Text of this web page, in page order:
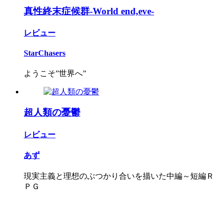
真性終末症候群-World end,eve-
レビュー
StarChasers
ようこそ”世界へ”
超人類の憂鬱
レビュー
あず
現実主義と理想のぶつかり合いを描いた中編～短編Ｒ
ＰＧ